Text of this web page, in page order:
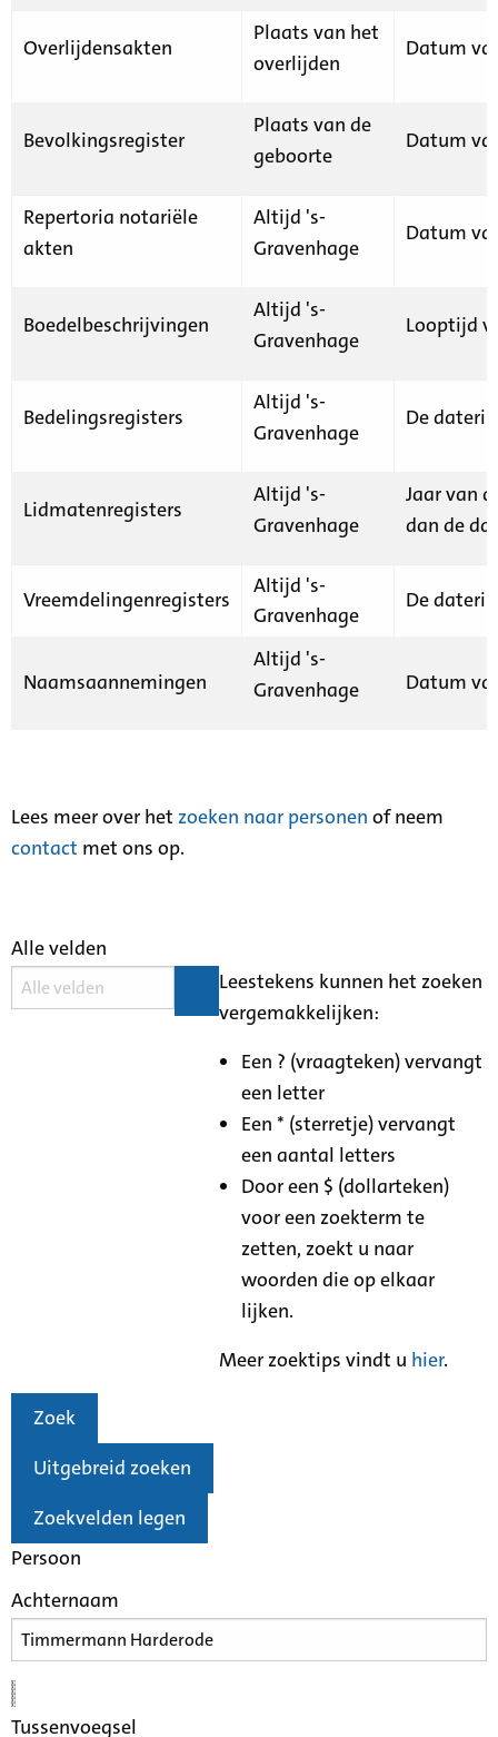
Overlijdensakten
Plaats van het
overlijden
Datum
Bevolkingsregister
Plaats van de
geboorte
Datum
Repertoria notariële
akten
Altijd 's-
Gravenhage
Datum
Boedelbeschrijvingen
Altijd 's-
Gravenhage
Looptijd
Bedelingsregisters
Altijd 's-
Gravenhage
De
Lidmatenregisters
Altijd 's-
Gravenhage
Jaar van
dan de
Vreemdelingenregisters
Altijd 's-
Gravenhage
De
Naamsaannemingen
Altijd 's-
Gravenhage
Datum
Lees meer over het zoeken naar personen of neem
contact met ons op.
Alle velden
Leestekens kunnen het zoeken
vergemakkelijken:
Een ? (vraagteken) vervangt
een letter
Een * (sterretje) vervangt
een aantal letters
Door een $ (dollarteken)
voor een zoekterm te
zetten, zoekt u naar
woorden die op elkaar
lijken.
Meer zoektips vindt u hier.
Zoek
Uitgebreid zoeken
Zoekvelden legen
Persoon
Achternaam
Tussenvoegsel